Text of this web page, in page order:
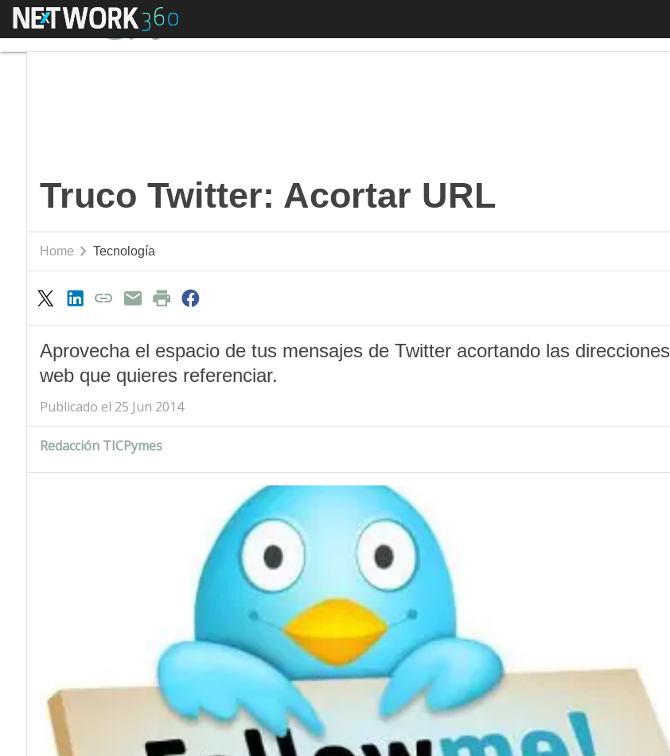
Menú
Truco Twitter: Acortar URL
Home Tecnología
Aprovecha el espacio de tus mensajes de Twitter acortando las direcciones
web que quieres referenciar.
Publicado el 25 Jun 2014
Redacción TICPymes